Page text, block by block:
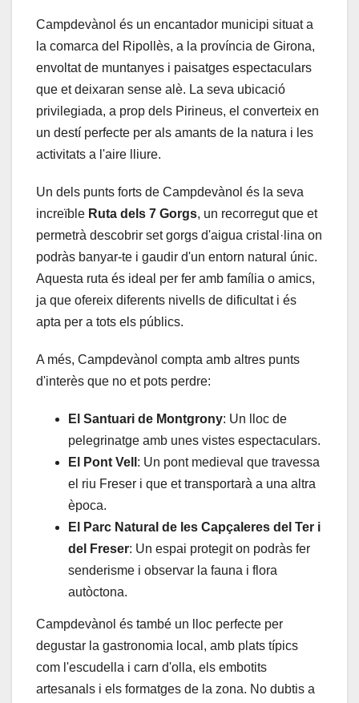
Campdevànol és un encantador municipi situat a
la comarca del Ripollès, a la província de Girona,
envoltat de muntanyes i paisatges espectaculars
que et deixaran sense alè. La seva ubicació
privilegiada, a prop dels Pirineus, el converteix en
un destí perfecte per als amants de la natura i les
activitats a l'aire lliure.
Un dels punts forts de Campdevànol és la seva
increïble Ruta dels 7 Gorgs, un recorregut que et
permetrà descobrir set gorgs d'aigua cristal·lina on
podràs banyar-te i gaudir d'un entorn natural únic.
Aquesta ruta és ideal per fer amb família o amics,
ja que ofereix diferents nivells de dificultat i és
apta per a tots els públics.
A més, Campdevànol compta amb altres punts
d'interès que no et pots perdre:
El Santuari de Montgrony: Un lloc de
pelegrinatge amb unes vistes espectaculars.
El Pont Vell : Un pont medieval que travessa
el riu Freser i que et transportarà a una altra
època.
El Parc Natural de les Capçaleres del Ter i
del Freser: Un espai protegit on podràs fer
senderisme i observar la fauna i flora
autòctona.
Campdevànol és també un lloc perfecte per
degustar la gastronomia local, amb plats típics
com l'escudella i carn d'olla, els embotits
artesanals i els formatges de la zona. No dubtis a